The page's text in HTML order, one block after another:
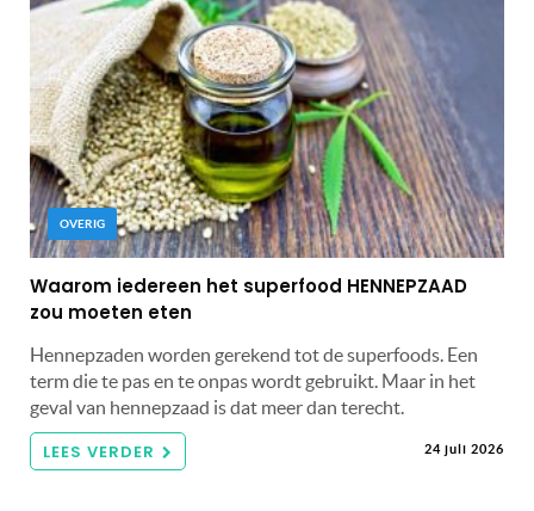
OVERIG
Waarom iedereen het superfood HENNEPZAAD
zou moeten eten
Hennepzaden worden gerekend tot de superfoods. Een
term die te pas en te onpas wordt gebruikt. Maar in het
geval van hennepzaad is dat meer dan terecht.
LEES VERDER 24 juli 2026